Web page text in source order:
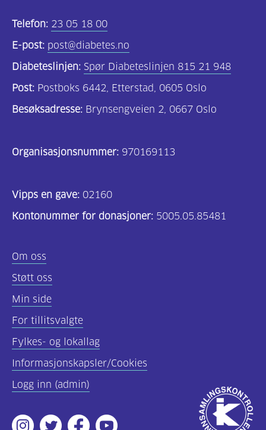
Telefon: 23 05 18 00
E-post: post@diabetes.no
Diabeteslinjen: Spør Diabeteslinjen 815 21 948
Post: Postboks 6442, Etterstad, 0605 Oslo
Besøksadresse: Brynsengveien 2, 0667 Oslo
Organisasjonsnummer: 970169113
Vipps en gave: 02160
Kontonummer for donasjoner: 5005.05.85481
Om oss
Støtt oss
Min side
For tillitsvalgte
Fylkes- og lokallag
Informasjonskapsler/Cookies
Logg inn (admin)
Instagram
TwitterFacebookYoutube
Godkjent
av